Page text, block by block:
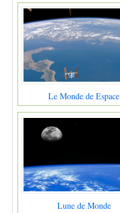
Le Monde de Espace
Lune de Monde